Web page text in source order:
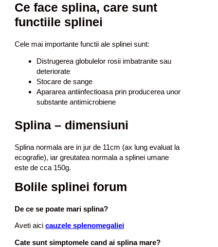
Ce face splina, care sunt
functiile splinei
Cele mai importante functii ale splinei sunt:
Distrugerea globulelor rosii imbatranite sau
deteriorate
Stocare de sange
Apararea antiinfectioasa prin producerea unor
substante antimicrobiene
Splina – dimensiuni
Splina normala are in jur de 11cm (ax lung evaluat la
ecografie), iar greutatea normala a splinei umane
este de cca 150g.
Bolile splinei forum
De ce se poate mari splina?
Aveti aici cauzele splenomegaliei
Cate sunt simptomele cand ai splina mare?